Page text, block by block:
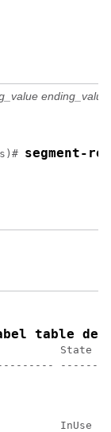
ending_value
segment-
table
State
------
InUse